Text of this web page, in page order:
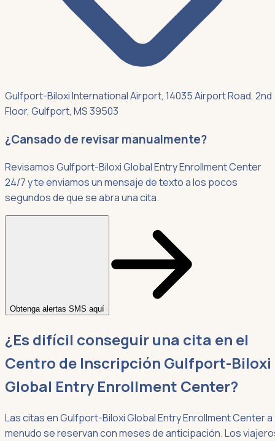
Gulfport-Biloxi International Airport, 14035 Airport Road, 2nd
Floor, Gulfport, MS 39503
¿Cansado de revisar manualmente?
Revisamos Gulfport-Biloxi Global Entry Enrollment Center
24/7 y te enviamos un mensaje de texto a los pocos
segundos de que se abra una cita.
Obtenga alertas SMS aquí
¿Es difícil conseguir una cita en el
Centro de Inscripción Gulfport-Biloxi
Global Entry Enrollment Center?
Las citas en Gulfport-Biloxi Global Entry Enrollment Center a
menudo se reservan con meses de anticipación. Los